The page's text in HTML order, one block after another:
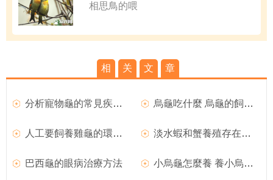
相思鳥的喂
相 关 文 章
分析寵物龜的常見疾病及解決方法 烏龜吃什麼 烏龜的飼料方法介紹
人工要飼養雞龜的環境要求 淡水蝦和蟹養殖存在的問題和對策
巴西龜的眼病治療方法 小烏龜怎麼養 養小烏龜的方法